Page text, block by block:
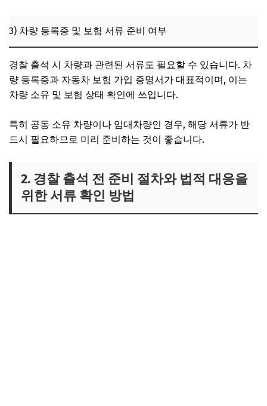
3) 차량 등록증 및 보험 서류 준비 여부
경찰 출석 시 차량과 관련된 서류도 필요할 수 있습니다. 차
량 등록증과 자동차 보험 가입 증명서가 대표적이며, 이는
차량 소유 및 보험 상태 확인에 쓰입니다.
특히 공동 소유 차량이나 임대차량인 경우, 해당 서류가 반
드시 필요하므로 미리 준비하는 것이 좋습니다.
2. 경찰 출석 전 준비 절차와 법적 대응을
위한 서류 확인 방법